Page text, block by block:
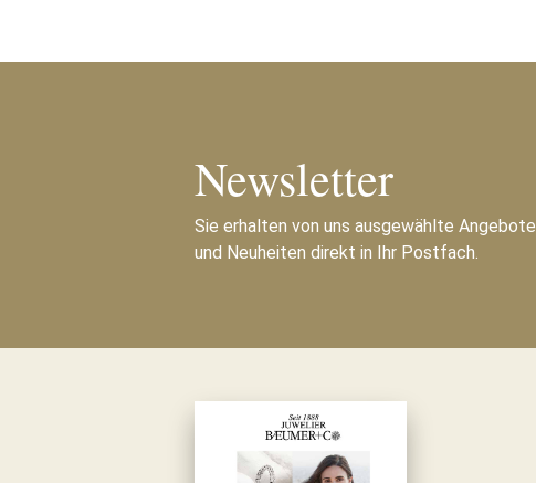
Newsletter
Sie erhalten von uns ausgewählte Angebote
und Neuheiten direkt in Ihr Postfach.